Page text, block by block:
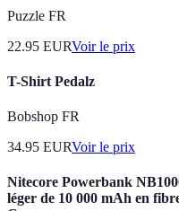
Puzzle FR
22.95 EURVoir le prix
T-Shirt Pedalz
Bobshop FR
34.95 EURVoir le prix
Nitecore Powerbank
léger de 10 000 mAh en